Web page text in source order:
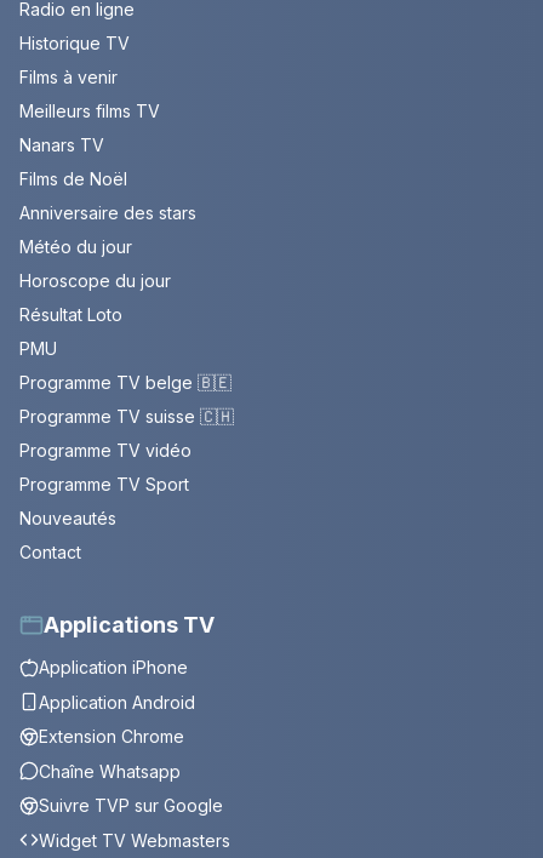
Radio en ligne
Historique TV
Films à venir
Meilleurs films TV
Nanars TV
Films de Noël
Anniversaire des stars
Météo du jour
Horoscope du jour
Résultat Loto
PMU
Programme TV belge 🇧🇪
Programme TV suisse 🇨🇭
Programme TV vidéo
Programme TV Sport
Nouveautés
Contact
Applications TV
Application iPhone
Application Android
Extension Chrome
Chaîne Whatsapp
Suivre TVP sur Google
Widget TV Webmasters